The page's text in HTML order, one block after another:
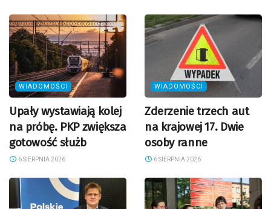
WIADOMOŚCI
Upały wystawiają kolej
na próbę. PKP zwiększa
gotowość służb
6 SIERPNIA 2026
WIADOMOŚCI
Zderzenie trzech aut
na krajowej 17. Dwie
osoby ranne
6 SIERPNIA 2026